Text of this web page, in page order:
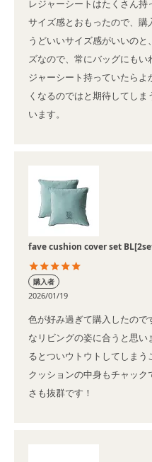
レジャーシートはたくさん
サイズ感とおもったので、購
うどいいサイズ感がいいの
ズなので、常にバッグにも
ジャーシート持っていたら
くなるのではと期待してし
います。
fave cushion cover set
購入者
2026/01/19
色が好み過ぎて購入したの
なリビングの姿に合うと思
るとついウトウトしてしまう
クッションの中身もチャッ
さも抜群です！